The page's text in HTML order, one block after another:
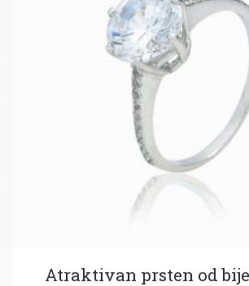
Atraktivan prsten od